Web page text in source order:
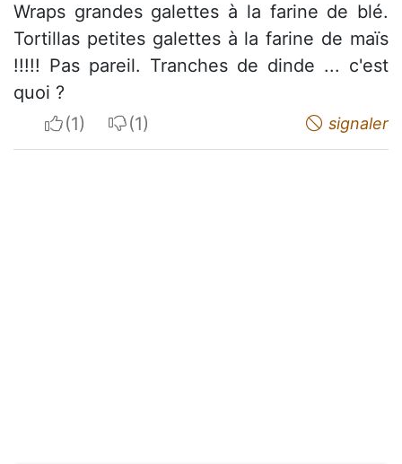
Wraps grandes galettes à la farine de blé.
Tortillas petites galettes à la farine de maïs
!!!!! Pas pareil. Tranches de dinde ... c'est
quoi ?
I apreciateI do not appreciate signaler